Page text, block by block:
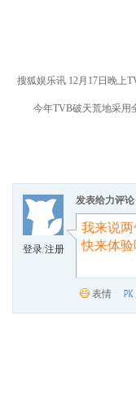
搜狐娱乐讯 12月17日晚上
今年TVB破天荒地采用全
登录/注册
发表给力评论
表情